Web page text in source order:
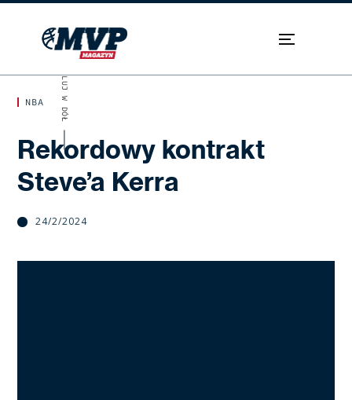
NBA
Rekordowy kontrakt
Steve’a Kerra
24/2/2024
SKROLUJ W DÓŁ